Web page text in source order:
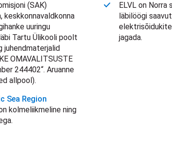
(SAK)
keskkonnavaldkonna
uuringu
Tartu Ülikooli poolt
juhendmaterjalid
OMAVALITSUSTE
244402“. Aruanne
allpool).
Sea Region
kolmeliikmeline ning
ELVL on
läbilöögi
jagada.